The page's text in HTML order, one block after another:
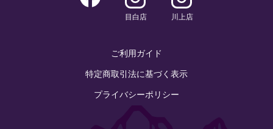
目白店 川上店
ご利用ガイド
特定商取引法に基づく表示
プライバシーポリシー